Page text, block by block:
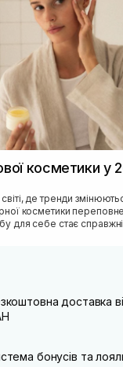
косметики у
косметики
для себе стає
доставка
бонусів та